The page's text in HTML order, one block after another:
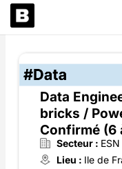
Aller
au
Data
bricks /
Confirmé (6
Secteur : ESN
Lieu : Ile de